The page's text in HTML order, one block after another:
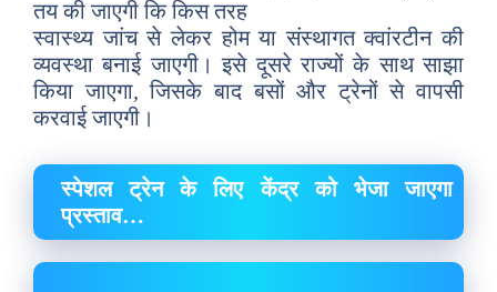
तय की जाएगी कि किस तरह
स्वास्थ्य जांच से लेकर होम या संस्थागत क्वांरटीन की
व्यवस्था बनाई जाएगी। इसे दूसरे राज्यों के साथ साझा
किया जाएगा, जिसके बाद बसों और ट्रेनों से वापसी
करवाई जाएगी।
स्पेशल ट्रेन के लिए केंद्र को भेजा जाएगा
प्रस्ताव…